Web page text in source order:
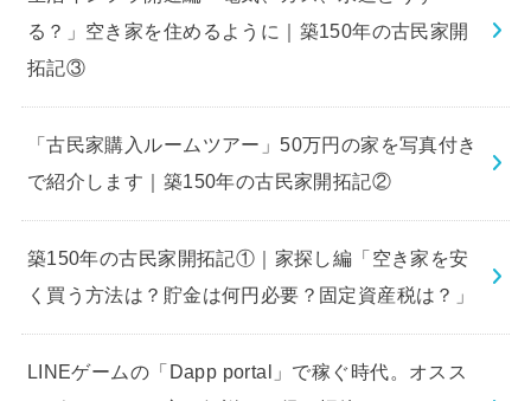
る？」空き家を住めるように｜築150年の古民家開
拓記③
「古民家購入ルームツアー」50万円の家を写真付き
で紹介します｜築150年の古民家開拓記②
築150年の古民家開拓記①｜家探し編「空き家を安
く買う方法は？貯金は何円必要？固定資産税は？」
LINEゲームの「Dapp portal」で稼ぐ時代。オスス